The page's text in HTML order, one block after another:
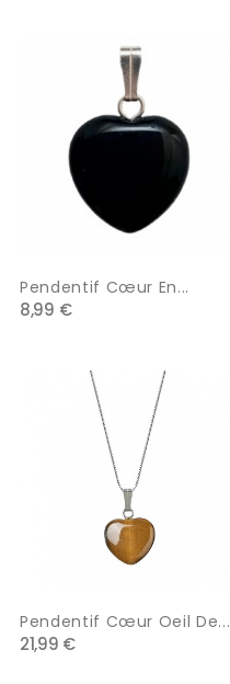
Pendentif Cœur En...
8,99 €
Pendentif Cœur Oeil De...
21,99 €